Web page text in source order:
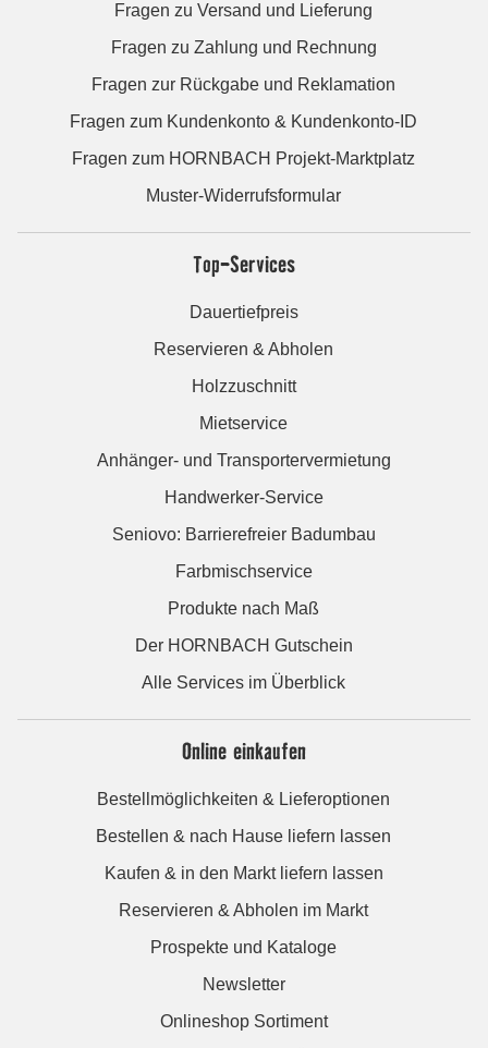
Fragen zu Versand und Lieferung
Fragen zu Zahlung und Rechnung
Fragen zur Rückgabe und Reklamation
Fragen zum Kundenkonto & Kundenkonto-ID
Fragen zum HORNBACH Projekt-Marktplatz
Muster-Widerrufsformular
Top-Services
Dauertiefpreis
Reservieren & Abholen
Holzzuschnitt
Mietservice
Anhänger- und Transportervermietung
Handwerker-Service
Seniovo: Barrierefreier Badumbau
Farbmischservice
Produkte nach Maß
Der HORNBACH Gutschein
Alle Services im Überblick
Online einkaufen
Bestellmöglichkeiten & Lieferoptionen
Bestellen & nach Hause liefern lassen
Kaufen & in den Markt liefern lassen
Reservieren & Abholen im Markt
Prospekte und Kataloge
Newsletter
Onlineshop Sortiment